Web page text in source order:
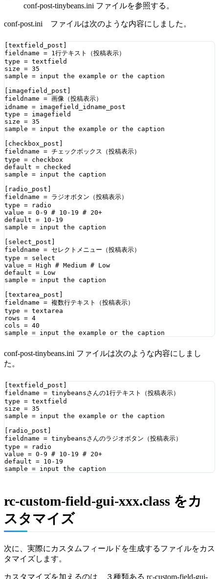
conf-post-tinybeans.ini ファイルを参照する。
conf-post.ini ファイルは次のような内容にしました。
[textfield_post]
fieldname = 1行テキスト（投稿表示）
type = textfield
size = 35
sample = input the example or the caption
[imagefield_post]
fieldname = 画像（投稿表示）
idname = imagefield_idname_post
type = imagefield
size = 35
sample = input the example or the caption
[checkbox_post]
fieldname = チェックボックス（投稿表示）
type = checkbox
default = checked
sample = input the caption
[radio_post]
fieldname = ラジオボタン（投稿表示）
type = radio
value = 0-9 # 10-19 # 20+
default = 10-19
sample = input the caption
[select_post]
fieldname = セレクトメニュー（投稿表示）
type = select
value = High # Medium # Low
default = Low
sample = input the caption
[textarea_post]
fieldname = 複数行テキスト（投稿表示）
type = textarea
rows = 4
cols = 40
conf-post-tinybeans.ini ファイルは次のような内容にしまし
た。
[textfield_post]
fieldname = tinybeansさんの1行テキスト（投稿表示）
type = textfield
size = 35
sample = input the example or the caption
[radio_post]
fieldname = tinybeansさんのラジオボタン（投稿表示）
type = radio
value = 0-9 # 10-19 # 20+
default = 10-19
rc-custom-field-gui-xxx.class をカ
スタマイズ
次に、実際にカスタムフィールドを生成するファイルをカス
タマイズします。
カスタマイズを加えるのは、３種類ある rc-custom-field-gui-